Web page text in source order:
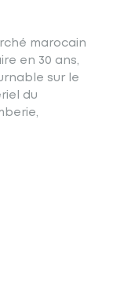
marocain
en 30 ans,
sur le
du